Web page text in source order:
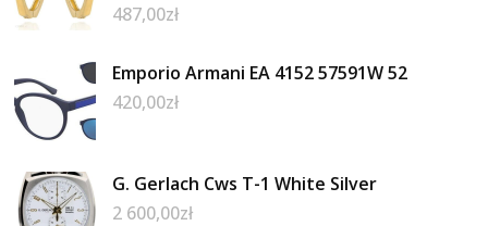
487,00zł
Emporio Armani EA 4152 57591W 52
420,00zł
G. Gerlach Cws T-1 White Silver
2 600,00zł